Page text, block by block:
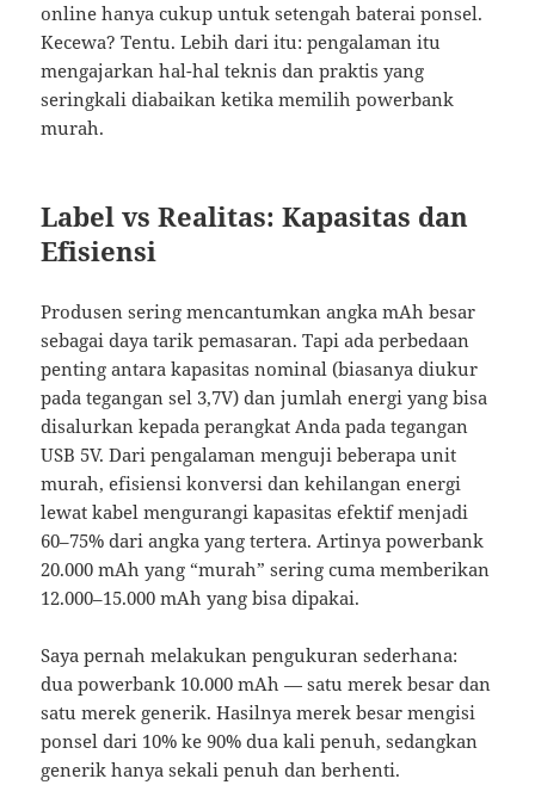
online hanya cukup untuk setengah baterai ponsel.
Kecewa? Tentu. Lebih dari itu: pengalaman itu
mengajarkan hal-hal teknis dan praktis yang
seringkali diabaikan ketika memilih powerbank
murah.
Label vs Realitas: Kapasitas dan
Efisiensi
Produsen sering mencantumkan angka mAh besar
sebagai daya tarik pemasaran. Tapi ada perbedaan
penting antara kapasitas nominal (biasanya diukur
pada tegangan sel 3,7V) dan jumlah energi yang bisa
disalurkan kepada perangkat Anda pada tegangan
USB 5V. Dari pengalaman menguji beberapa unit
murah, efisiensi konversi dan kehilangan energi
lewat kabel mengurangi kapasitas efektif menjadi
60–75% dari angka yang tertera. Artinya powerbank
20.000 mAh yang “murah” sering cuma memberikan
12.000–15.000 mAh yang bisa dipakai.
Saya pernah melakukan pengukuran sederhana:
dua powerbank 10.000 mAh — satu merek besar dan
satu merek generik. Hasilnya merek besar mengisi
ponsel dari 10% ke 90% dua kali penuh, sedangkan
generik hanya sekali penuh dan berhenti.